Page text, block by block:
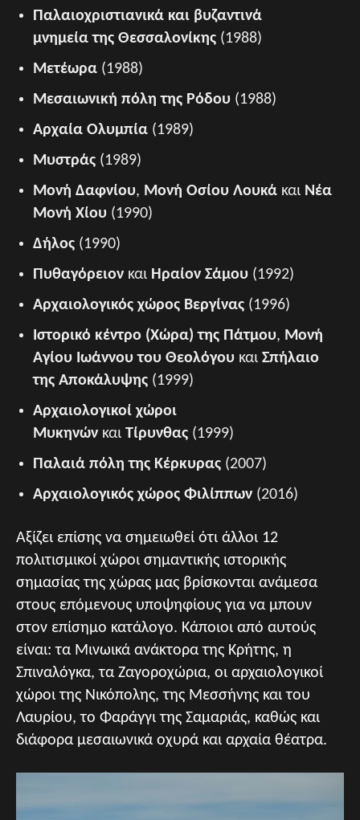
Παλαιοχριστιανικά και βυζαντινά
μνημεία της Θεσσαλονίκης (1988)
Μετέωρα (1988)
Μεσαιωνική πόλη της Ρόδου (1988)
Αρχαία Ολυμπία (1989)
Μυστράς (1989)
Μονή Δαφνίου, Μονή Οσίου Λουκά και Νέα
Μονή Χίου (1990)
Δήλος (1990)
Πυθαγόρειον και Ηραίον Σάμου (1992)
Αρχαιολογικός χώρος Βεργίνας (1996)
Ιστορικό κέντρο (Χώρα) της Πάτμου, Μονή
Αγίου Ιωάννου του Θεολόγου και Σπήλαιο
της Αποκάλυψης (1999)
Αρχαιολογικοί χώροι
Μυκηνών και Τίρυνθας (1999)
Παλαιά πόλη της Κέρκυρας (2007)
Αρχαιολογικός χώρος Φιλίππων (2016)
Αξίζει επίσης να σημειωθεί ότι άλλοι 12
πολιτισμικοί χώροι σημαντικής ιστορικής
σημασίας της χώρας μας βρίσκονται ανάμεσα
στους επόμενους υποψηφίους για να μπουν
στον επίσημο κατάλογο. Κάποιοι από αυτούς
είναι: τα Μινωικά ανάκτορα της Κρήτης, η
Σπιναλόγκα, τα Ζαγοροχώρια, οι αρχαιολογικοί
χώροι της Νικόπολης, της Μεσσήνης και του
Λαυρίου, το Φαράγγι της Σαμαριάς, καθώς και
διάφορα μεσαιωνικά οχυρά και αρχαία θέατρα.